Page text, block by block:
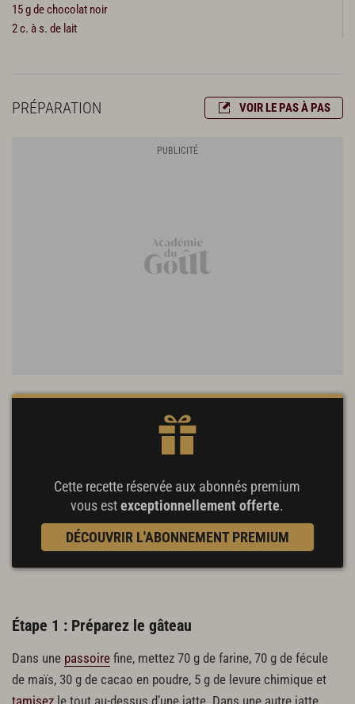
15 g de chocolat noir
2 c. à s. de lait
PRÉPARATION VOIR LE PAS À PAS
Cette recette réservée aux abonnés premium
vous estexceptionnellement offerte.
DÉCOUVRIR L'ABONNEMENT PREMIUM
Étape 1 : Préparez le gâteau
Dans une passoire fine, mettez 70 g de farine, 70 g de fécule
de maïs, 30 g de cacao en poudre, 5 g de levure chimique et